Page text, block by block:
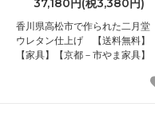
香川県高松市で作られた二月堂
ウレタン仕上げ 【送料無料】
【家具】【京都－市やま家具】